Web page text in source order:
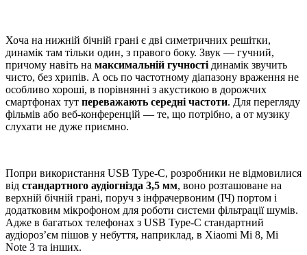
Хоча на нижній бічній грані є дві симетричних решітки,
динамік там тільки один, з правого боку. Звук — гучний,
причому навіть на максимальній гучності динамік звучить
чисто, без хрипів. А ось по частотному діапазону враження не
особливо хороші, в порівнянні з акустикою в дорожчих
смартфонах тут переважають середні частоти. Для перегляду
фільмів або веб-конференцій — те, що потрібно, а от музику
слухати не дуже приємно.
Попри використання USB Type-C, розробники не відмовилися
від стандартного аудіогнізда 3,5 мм, воно розташоване на
верхній бічній грані, поруч з інфрачервоним (ІЧ) портом і
додатковим мікрофоном для роботи системи фільтрації шумів.
Адже в багатьох телефонах з USB Type-C стандартний
аудіороз’єм пішов у небуття, наприклад, в Xiaomi Mi 8, Mi
Note 3 та інших.